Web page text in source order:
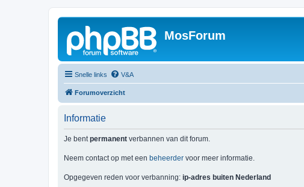
MosForum
Snelle links V&A
Forumoverzicht
Informatie
Je bentpermanent verbannen van dit forum.
Neem contact op met een beheerder voor meer informatie.
Opgegeven reden voor verbanning: ip-adres buiten Nederland